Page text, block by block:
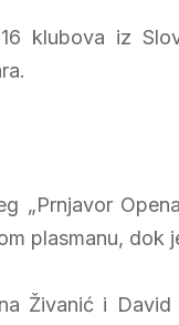
klubova iz
„Prnjavor
plasmanu,
Živanić i